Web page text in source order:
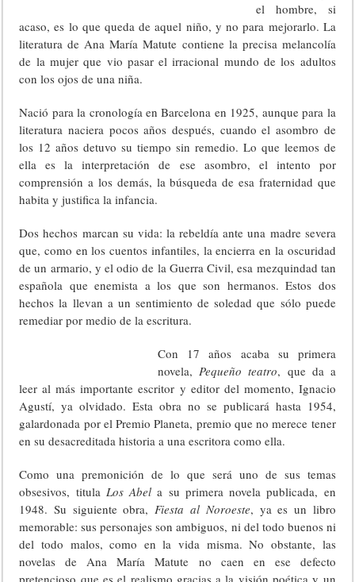
el hombre, si
acaso, es lo que queda de aquel niño, y no para mejorarlo. La
literatura de Ana María Matute contiene la precisa melancolía
de la mujer que vio pasar el irracional mundo de los adultos
con los ojos de una niña.
Nació para la cronología en Barcelona en 1925, aunque para la
literatura naciera pocos años después, cuando el asombro de
los 12 años detuvo su tiempo sin remedio. Lo que leemos de
ella es la interpretación de ese asombro, el intento por
comprensión a los demás, la búsqueda de esa fraternidad que
habita y justifica la infancia.
Dos hechos marcan su vida: la rebeldía ante una madre severa
que, como en los cuentos infantiles, la encierra en la oscuridad
de un armario, y el odio de la Guerra Civil, esa mezquindad tan
española que enemista a los que son hermanos. Estos dos
hechos la llevan a un sentimiento de soledad que sólo puede
remediar por medio de la escritura.
Con 17 años acaba su primera
novela,Pequeño teatro, que da a
leer al más importante escritor y editor del momento, Ignacio
Agustí, ya olvidado. Esta obra no se publicará hasta 1954,
galardonada por el Premio Planeta, premio que no merece tener
en su desacreditada historia a una escritora como ella.
Como una premonición de lo que será uno de sus temas
obsesivos, titula Los Abel a su primera novela publicada, en
1948. Su siguiente obra,Fiesta al Noroeste, ya es un libro
memorable: sus personajes son ambiguos, ni del todo buenos ni
del todo malos, como en la vida misma. No obstante, las
novelas de Ana María Matute no caen en ese defecto
pretencioso que es el realismo gracias a la visión poética y un